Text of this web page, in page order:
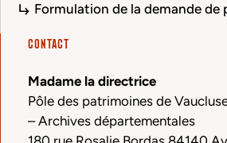
Formulation de la demande de
CONTACT
Madame la directrice
Pôle des patrimoines de
– Archives départementales